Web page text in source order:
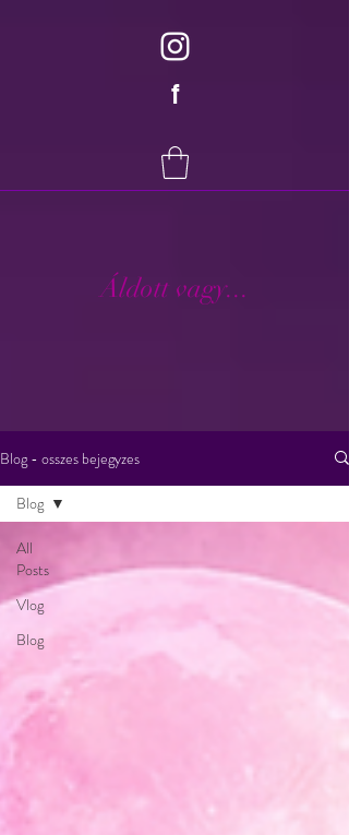
f
Áldott vagy...
Blog - osszes bejegyzes
All
Posts
Vlog
Blog
Blog